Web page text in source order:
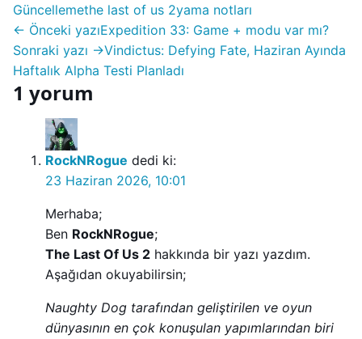
Güncellemethe last of us 2yama notları
← Önceki yazıExpedition 33: Game + modu var mı?
Sonraki yazı →Vindictus: Defying Fate, Haziran Ayında
Haftalık Alpha Testi Planladı
1 yorum
RockNRogue dedi ki:
23 Haziran 2026, 10:01
Merhaba;
Ben RockNRogue;
The Last Of Us 2 hakkında bir yazı yazdım.
Aşağıdan okuyabilirsin;
Naughty Dog tarafından geliştirilen ve oyun
dünyasının en çok konuşulan yapımlarından biri